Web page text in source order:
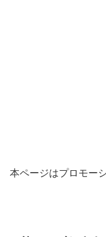
本ページはプロモー